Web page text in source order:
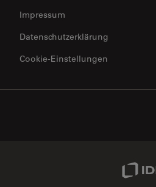
Impressum
Datenschutzerklärung
Cookie-Einstellungen
Link